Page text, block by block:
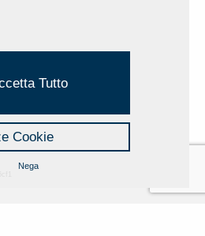
Tutto
Cookie
Nega